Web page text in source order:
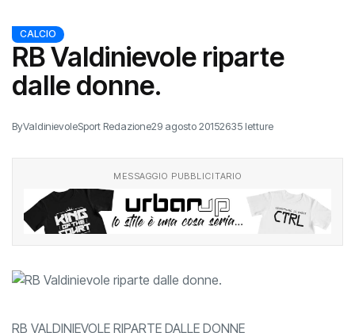
CALCIO
RB Valdinievole riparte
dalle donne.
ByValdinievoleSport Redazione29 agosto 20152635 letture
MESSAGGIO PUBBLICITARIO
RB VALDINIEVOLE RIPARTE DALLE DONNE